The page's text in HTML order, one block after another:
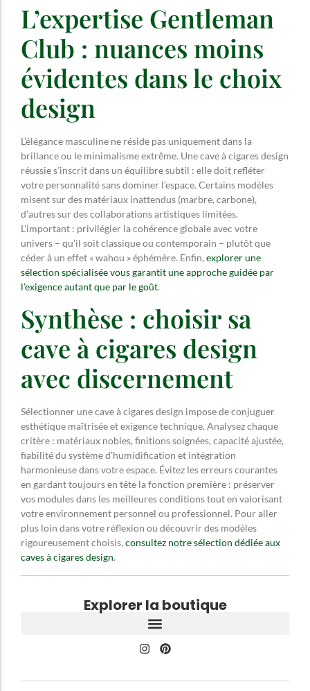
L’expertise Gentleman
Club : nuances moins
évidentes dans le choix
design
L’élégance masculine ne réside pas uniquement dans la
brillance ou le minimalisme extrême. Une cave à cigares design
réussie s’inscrit dans un équilibre subtil : elle doit refléter
votre personnalité sans dominer l’espace. Certains modèles
misent sur des matériaux inattendus (marbre, carbone),
d’autres sur des collaborations artistiques limitées.
L’important : privilégier la cohérence globale avec votre
univers – qu’il soit classique ou contemporain – plutôt que
céder à un effet « wahou » éphémère. Enfin, explorer une
sélection spécialisée vous garantit une approche guidée par
l’exigence autant que par le goût.
Synthèse : choisir sa
cave à cigares design
avec discernement
Sélectionner une cave à cigares design impose de conjuguer
esthétique maîtrisée et exigence technique. Analysez chaque
critère : matériaux nobles, finitions soignées, capacité ajustée,
fiabilité du système d’humidification et intégration
harmonieuse dans votre espace. Évitez les erreurs courantes
en gardant toujours en tête la fonction première : préserver
vos modules dans les meilleures conditions tout en valorisant
votre environnement personnel ou professionnel. Pour aller
plus loin dans votre réflexion ou découvrir des modèles
rigoureusement choisis, consultez notre sélection dédiée aux
caves à cigares design.
Explorer la boutique